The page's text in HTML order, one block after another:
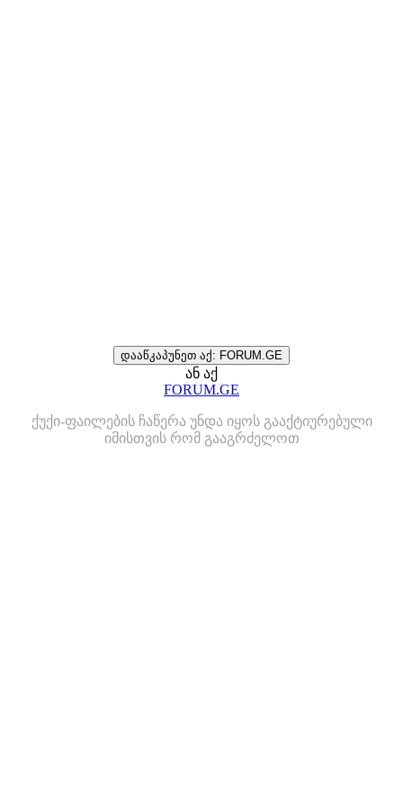
დააწკაპუნეთ აქ: FORUM.GE
ან აქ
FORUM.GE
ქუქი-ფაილების ჩაწერა უნდა იყოს გააქტიურებული
იმისთვის რომ გააგრძელოთ